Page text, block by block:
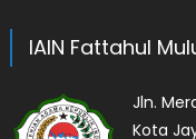
IAIN Fattahul
Jln.
Kota